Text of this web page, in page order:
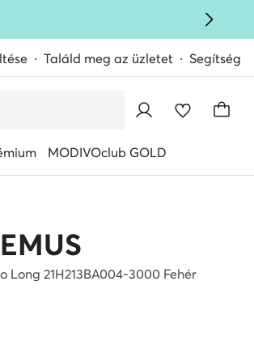
Találd meg az üzletet Segítség
MODIVOclub GOLD
Long 21H213BA004-3000 Fehér